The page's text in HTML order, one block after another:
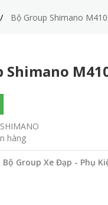
Bộ Group Shimano
Shimano
SHIMANO
hàng
Bộ Group Xe Đạp - Phụ